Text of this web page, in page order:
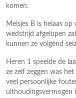
komen.
Meisjes B is helaas
wedstrijd afgelopen
kunnen ze volgend
Heren 1 speelde de
ze zelf zeggen was
veel persoonlijke
uithoudingsvermogen